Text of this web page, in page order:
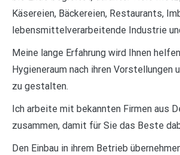
Käsereien, Bäckereien, Restaurants,
lebensmittelverarbeitende Industrie
Meine lange Erfahrung wird Ihnen
Hygieneraum nach ihren Vorstellungen
zu gestalten.
Ich arbeite mit bekannten Firmen aus
zusammen, damit für Sie das Beste
Den Einbau in ihrem Betrieb